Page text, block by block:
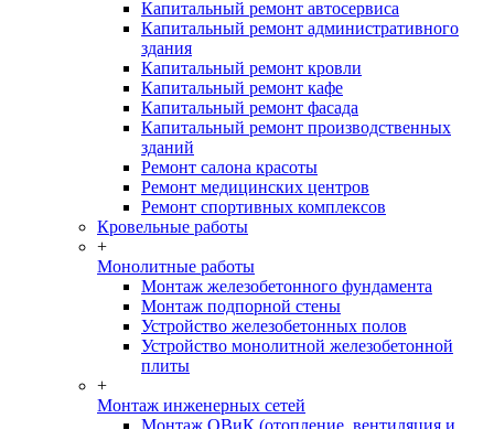
Капитальный ремонт автосервиса
Капитальный ремонт административного
здания
Капитальный ремонт кровли
Капитальный ремонт кафе
Капитальный ремонт фасада
Капитальный ремонт производственных
зданий
Ремонт салона красоты
Ремонт медицинских центров
Ремонт спортивных комплексов
Кровельные работы
+
Монолитные работы
Монтаж железобетонного фундамента
Монтаж подпорной стены
Устройство железобетонных полов
Устройство монолитной железобетонной
плиты
+
Монтаж инженерных сетей
Монтаж ОВиК (отопление, вентиляция и